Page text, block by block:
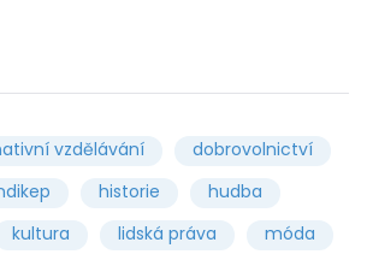
vzdělávání
dobrovolnictví
historie
hudba
kultura lidská práva
móda